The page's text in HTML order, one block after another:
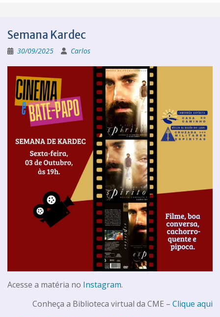
Semana Kardec
30/09/2025 Carlos
Acesse a matéria no Instagram.
Conheça a Biblioteca virtual da CME – Clique aqui